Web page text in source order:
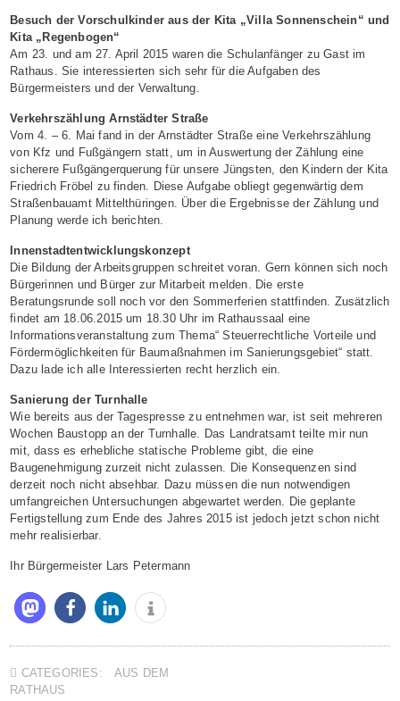
Besuch der Vorschulkinder aus der Kita „Villa Sonnenschein“ und
Kita „Regenbogen“
Am 23. und am 27. April 2015 waren die Schulanfänger zu Gast im
Rathaus. Sie interessierten sich sehr für die Aufgaben des
Bürgermeisters und der Verwaltung.
Verkehrszählung Arnstädter Straße
Vom 4. – 6. Mai fand in der Arnstädter Straße eine Verkehrszählung
von Kfz und Fußgängern statt, um in Auswertung der Zählung eine
sicherere Fußgängerquerung für unsere Jüngsten, den Kindern der Kita
Friedrich Fröbel zu finden. Diese Aufgabe obliegt gegenwärtig dem
Straßenbauamt Mittelthüringen. Über die Ergebnisse der Zählung und
Planung werde ich berichten.
Innenstadtentwicklungskonzept
Die Bildung der Arbeitsgruppen schreitet voran. Gern können sich noch
Bürgerinnen und Bürger zur Mitarbeit melden. Die erste
Beratungsrunde soll noch vor den Sommerferien stattfinden. Zusätzlich
findet am 18.06.2015 um 18.30 Uhr im Rathaussaal eine
Informationsveranstaltung zum Thema“ Steuerrechtliche Vorteile und
Fördermöglichkeiten für Baumaßnahmen im Sanierungsgebiet“ statt.
Dazu lade ich alle Interessierten recht herzlich ein.
Sanierung der Turnhalle
Wie bereits aus der Tagespresse zu entnehmen war, ist seit mehreren
Wochen Baustopp an der Turnhalle. Das Landratsamt teilte mir nun
mit, dass es erhebliche statische Probleme gibt, die eine
Baugenehmigung zurzeit nicht zulassen. Die Konsequenzen sind
derzeit noch nicht absehbar. Dazu müssen die nun notwendigen
umfangreichen Untersuchungen abgewartet werden. Die geplante
Fertigstellung zum Ende des Jahres 2015 ist jedoch jetzt schon nicht
mehr realisierbar.
Ihr Bürgermeister Lars Petermann
CATEGORIES:
AUS DEM
RATHAUS